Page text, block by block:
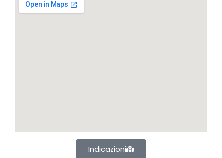
Indicazioni